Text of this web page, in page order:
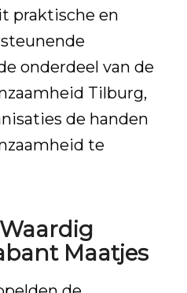
praktische en
onderdeel van de
Tilburg,
de handen
te
Maatjes